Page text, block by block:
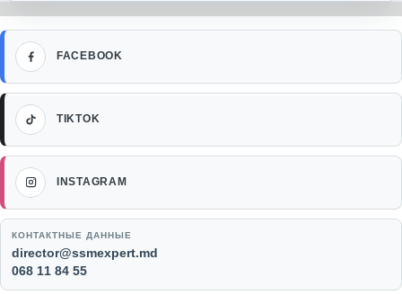
FACEBOOK
Facebook
КОНТАКТНЫЕ ДАННЫЕ
Email:
director@ssmexpert.md
Телефон:
068 11 84 55
TIKTOK
TikTok
INSTAGRAM
Instagram